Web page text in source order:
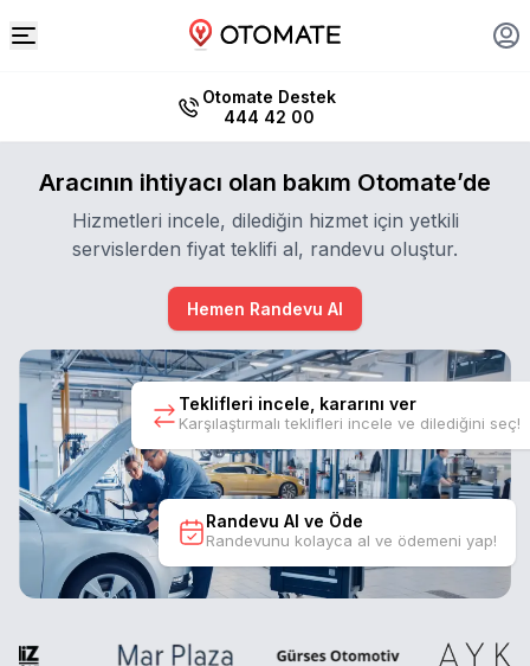
Otomate Destek
444 42 00
Aracının ihtiyacı olan bakım Otomate’de
Hizmetleri incele, dilediğin hizmet için yetkili
servislerden fiyat teklifi al, randevu oluştur.
Hemen Randevu Al
Teklifleri incele, kararını ver
Karşılaştırmalı teklifleri incele ve dilediğini seç!
Randevu Al ve Öde
Randevunu kolayca al ve ödemeni yap!